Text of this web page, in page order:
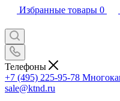
Избранные товары 0
Телефоны
+7 (495) 225-95-78
sale@ktnd.ru